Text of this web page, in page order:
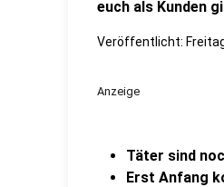
euch als Kunden
Veröffentlicht:
Anzeige
Täter sind
Erst Anfang